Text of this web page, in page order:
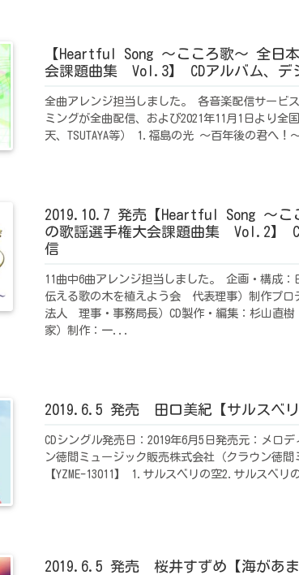
【Heartful Song ～こころ歌～ 全日
会課題曲集 Vol.3】 CDアルバム、デ
全曲アレンジ担当しました。 各音楽配信サービ
ミングが全曲配信、および2021年11月1日より全
天、TSUTAYA等） 1.福島の光 ～百年後の君へ
2019.10.7 発売【Heartful Song ～こ
の歌謡選手権大会課題曲集 Vol.2】
信
11曲中6曲アレンジ担当しました。 企画・構成
伝える歌の木を植えよう会 代表理事）制作プロ
法人 理事・事務局長）CD製作・編集：杉山直
家）制作：一...
2019.6.5 発売 田口美紀【サルスベリ
CDシングル発売日：2019年6月5日発売元：メロ
ン徳間ミュージック販売株式会社（クラウン徳間
【YZME-13011】 1.サルスベリの空2.サルスベ
2019.6.5 発売 桜井すずめ【海があま